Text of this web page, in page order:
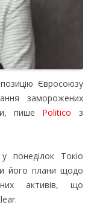
Євросоюзу
заморожених
пише Politico
з
у понеділок Токіо
його плани щодо
активів, що